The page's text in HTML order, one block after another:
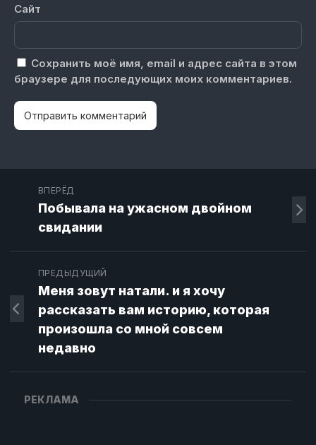
Сайт
Сохранить моё имя, email и адрес сайта в этом
браузере для последующих моих комментариев.
ВПЕРЁД
Побывала на ужасном двойном
свидании
ПРЕДЫДУЩИЙ
Меня зовут натали. и я хочу
рассказать вам историю, которая
произошла со мной совсем
недавно
РЕКЛАМА